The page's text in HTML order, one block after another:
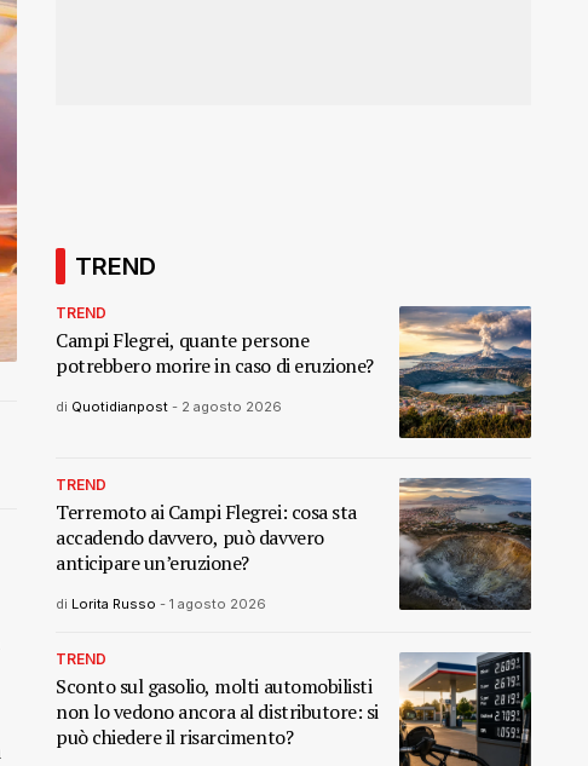
TREND
TREND
Campi Flegrei, quante persone
potrebbero morire in caso di eruzione?
di Quotidianpost - 2 agosto 2026
TREND
Terremoto ai Campi Flegrei: cosa sta
accadendo davvero, può davvero
anticipare un’eruzione?
di Lorita Russo - 1 agosto 2026
TREND
Sconto sul gasolio, molti automobilisti
non lo vedono ancora al distributore: si
può chiedere il risarcimento?